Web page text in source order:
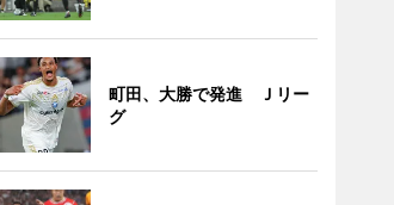
町田、大勝で発進 Ｊリー
グ